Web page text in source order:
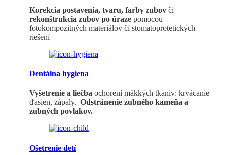
Korekcia postavenia, tvaru, farby zubov či
rekonštrukcia zubov po úraze pomocou
fotokompozitných materiálov či stomatoprotetických
riešení
Dentálna hygiena
Vyšetrenie a liečba ochorení mäkkých tkanív: krvácanie
ďasien, zápaly. Odstránenie zubného kameňa a
zubných povlakov.
Ošetrenie detí